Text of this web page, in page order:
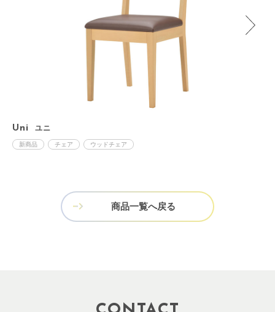
Uni ユニ
新商品 チェア ウッドチェア
商品一覧へ戻る